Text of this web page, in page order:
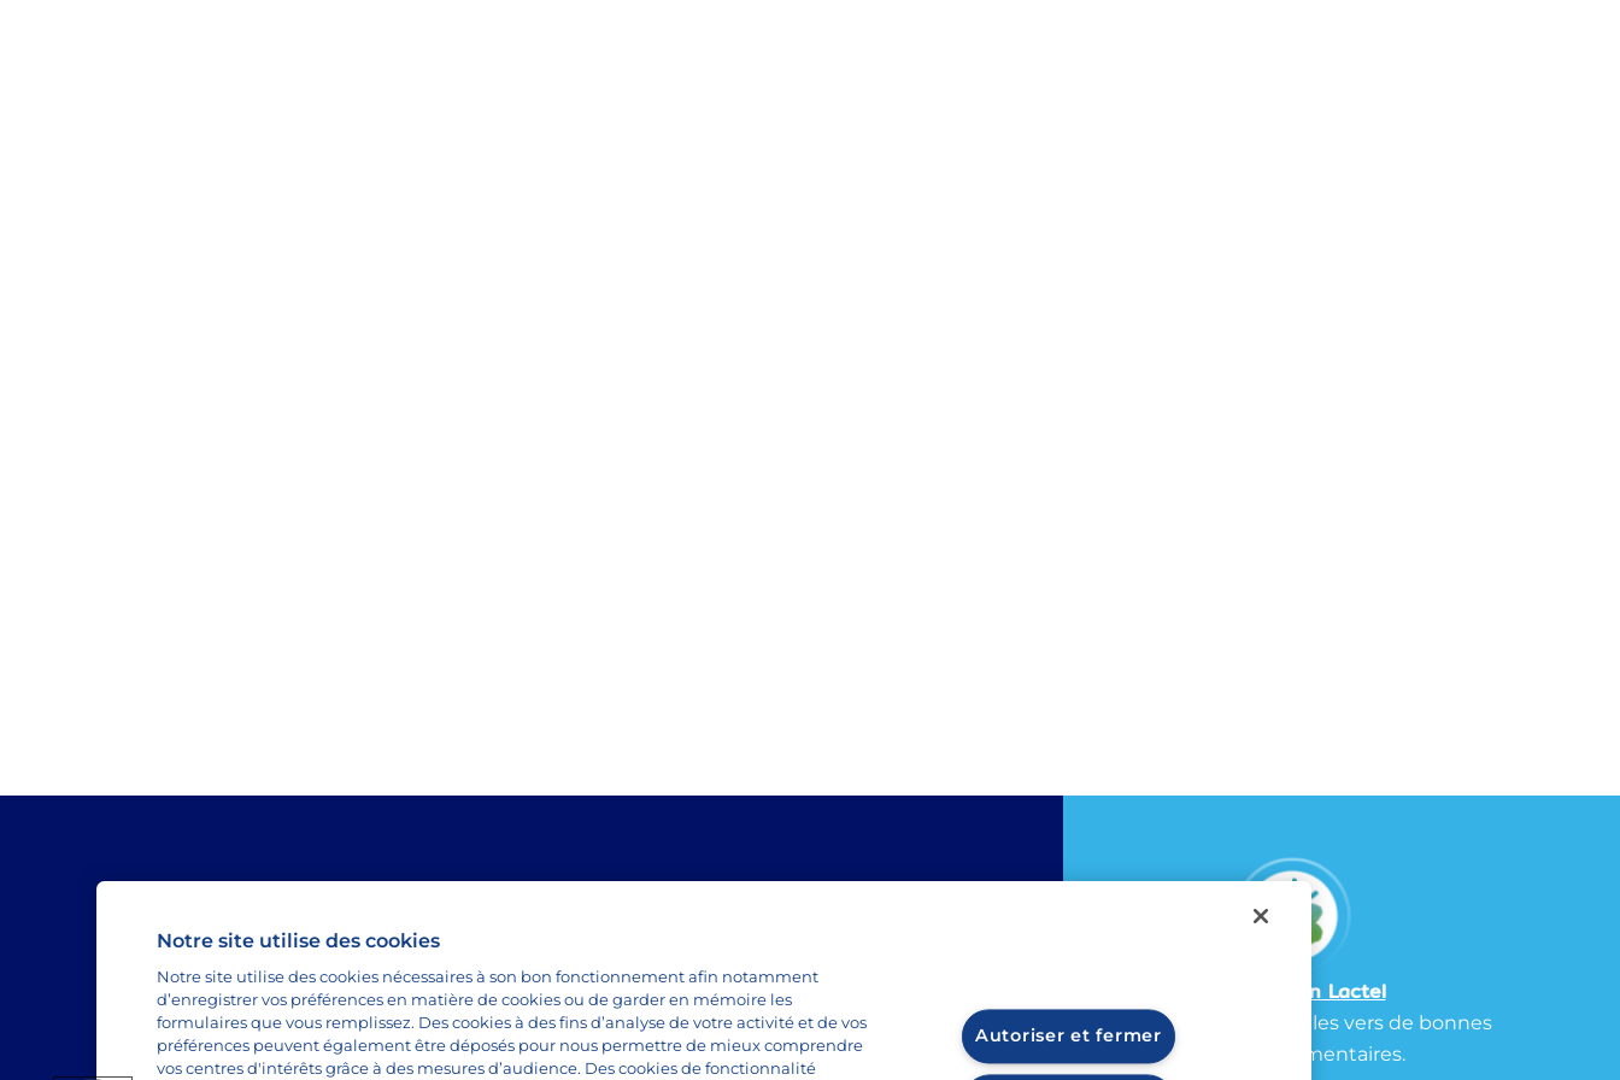
Depuis plus de 50 ans, Lactel accompagne les
familles au petit-déjeuner.
Suivez-nous :
Toutes les recettes
Questions sur le lait
Marque lactel
La fondation Lactel
Accompagner les familles vers de bonnes
habitudes alimentaires.
Notre site utilise des cookies
Notre site utilise des cookies nécessaires à son bon fonctionnement afin notamment
d’enregistrer vos préférences en matière de cookies ou de garder en mémoire les
formulaires que vous remplissez. Des cookies à des fins d’analyse de votre activité et de vos
préférences peuvent également être déposés pour nous permettre de mieux comprendre
vos centres d'intérêts grâce à des mesures d’audience. Des cookies de fonctionnalité
Autoriser et fermer